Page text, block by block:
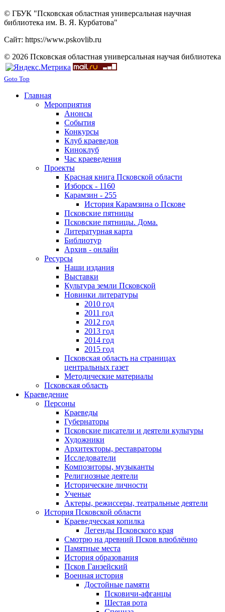
© ГБУК "Псковская областная универсальная научная
библиотека им. В. Я. Курбатова"
Сайт: https://www.pskovlib.ru
© 2026 Псковская областная универсальная научая библиотека
Goto Top
Главная
Мероприятия
Анонсы
События
Конкурсы
Клуб краеведов
Киноклуб
Час краеведения
Проекты
Красная книга Псковской области
Изборск - 1160
Карамзин - 255
История Карамзина о Пскове
Псковские пятницы
Псковские пятницы. Дома.
Литературная карта
Библиотур
Архив - онлайн
Ресурсы
Наши издания
Выставки
Культура земли Псковской
Новинки литературы
2010 год
2011 год
2012 год
2013 год
2014 год
2015 год
Псковская область на страницах
центральных газет
Методические материалы
Псковская область
Краеведение
Персоны
Краеведы
Губернаторы
Псковские писатели и деятели культуры
Художники
Архитекторы, реставраторы
Исследователи
Композиторы, музыканты
Религиозные деятели
Исторические личности
Ученые
Актеры, режиссеры, театральные деятели
История Псковской области
Краеведческая копилка
Легенды Псковского края
Смотрю на древний Псков влюблённо
Памятные места
История образования
Псков Ганзейский
Военная история
Достойные памяти
Псковичи-афганцы
Шестая рота